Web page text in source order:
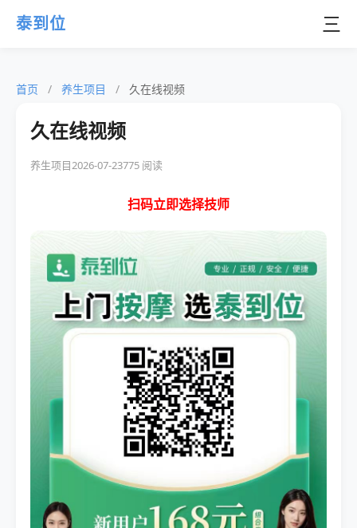
泰到位 三
首页 / 养生项目 / 久在线视频
久在线视频
养生项目2026-07-23775 阅读
扫码立即选择技师